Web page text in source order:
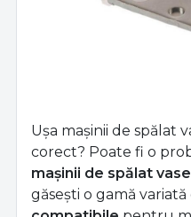
Ușa mașinii de spălat
corect? Poate fi o
mașinii de spălat vase
găsești o gamă variată